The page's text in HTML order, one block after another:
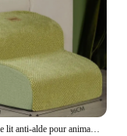
Escaliers de lit anti-alde pour animaux de compagnie, maison pour chien, 2/3 marches, rampe pour petit chien, échelle pour chat, fournitures pour animaux de compagnie